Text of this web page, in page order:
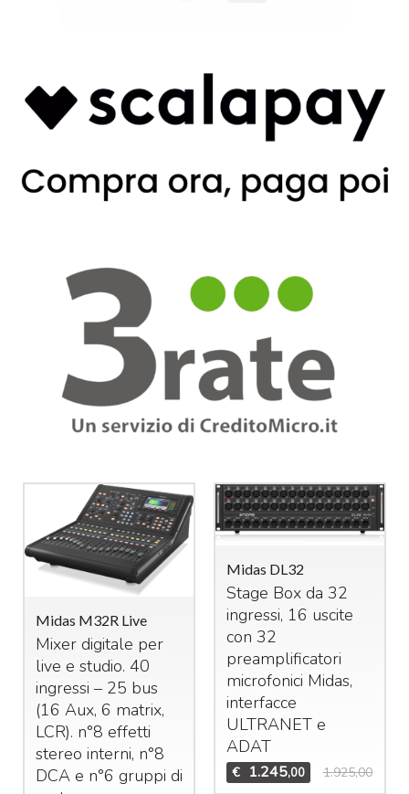
Midas M32R Live
Mixer digitale per
live e studio. 40
ingressi – 25 bus
(16 Aux, 6 matrix,
LCR). n°8 effetti
stereo interni, n°8
DCAe n°6 gruppi di
Midas DL32
Stage Box da 32
ingressi, 16 uscite
con 32
preamplificatori
microfonici Midas,
interfacce
ULTRANETe
ADAT
€ 1.245,00 1.925,00